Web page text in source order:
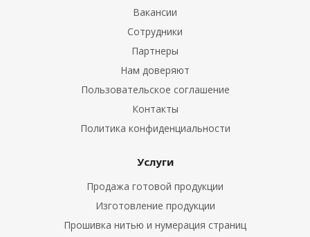
Вакансии
Сотрудники
Партнеры
Нам доверяют
Пользовательское соглашение
Контакты
Политика конфиденциальности
Услуги
Продажа готовой продукции
Изготовление продукции
Прошивка нитью и нумерация страниц